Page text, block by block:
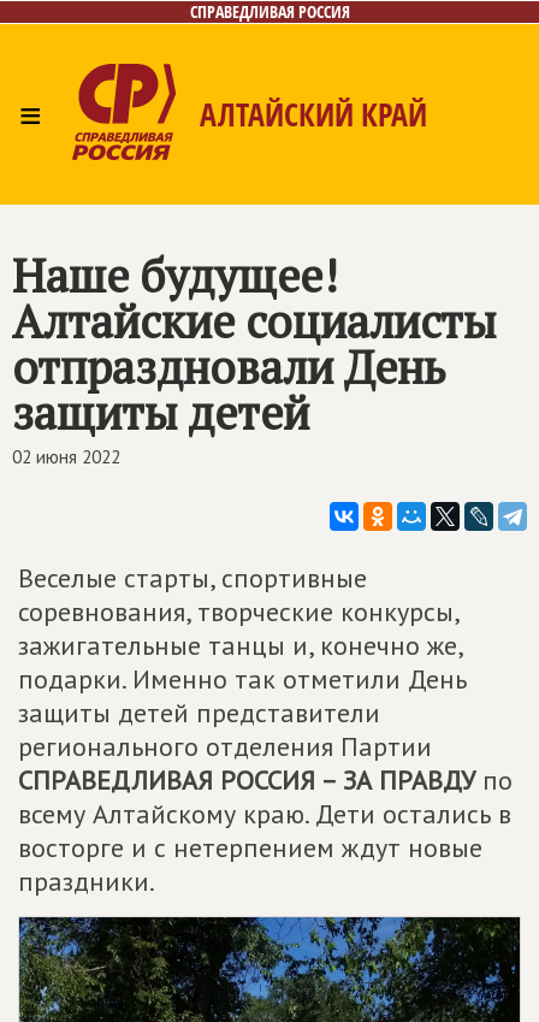
СПРАВЕДЛИВАЯ РОССИЯ
≡ АЛТАЙСКИЙ КРАЙ
Наше будущее!
Алтайские социалисты
отпраздновали День
защиты детей
02 июня 2022
Веселые старты, спортивные
соревнования, творческие конкурсы,
зажигательные танцы и, конечно же,
подарки. Именно так отметили День
защиты детей представители
регионального отделения Партии
СПРАВЕДЛИВАЯ РОССИЯ – ЗА ПРАВДУпо
всему Алтайскому краю. Дети остались в
восторге и с нетерпением ждут новые
праздники.